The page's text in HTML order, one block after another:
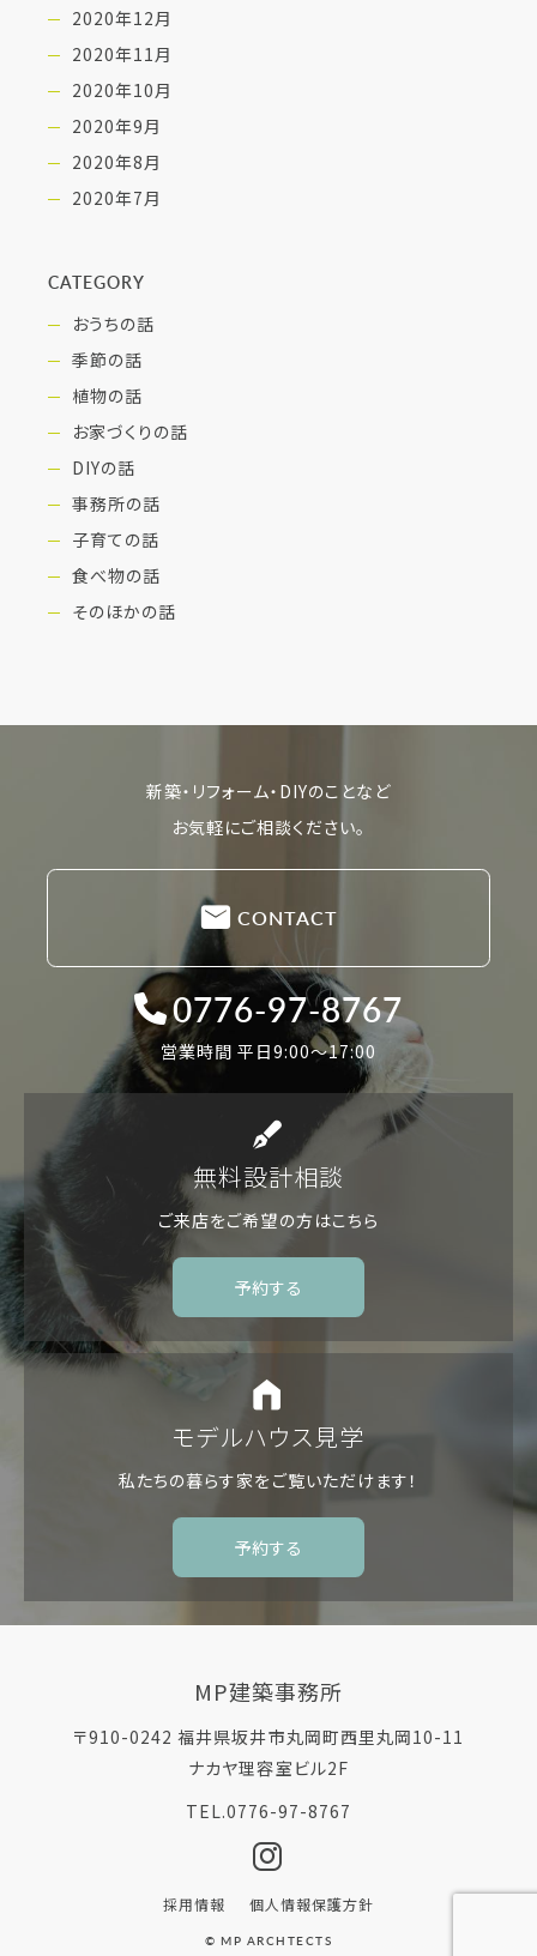
2020年12月
2020年11月
2020年10月
2020年9月
2020年8月
2020年7月
CATEGORY
おうちの話
季節の話
植物の話
お家づくりの話
DIYの話
事務所の話
子育ての話
食べ物の話
そのほかの話
新築・リフォーム・DIYのことなど
お気軽にご相談ください。
CONTACT
0776-97-8767
営業時間 平日9:00〜17:00
無料設計相談
ご来店をご希望の方はこちら
予約する
モデルハウス見学
私たちの暮らす家をご覧いただけます！
予約する
MP建築事務所
〒910-0242 福井県坂井市丸岡町西里丸岡10-11
ナカヤ理容室ビル2F
TEL.0776-97-8767
採用情報 個人情報保護方針
© MP ARCHTECTS